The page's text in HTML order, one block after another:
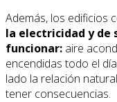
Además, los edificios
la electricidad y de
funcionar: aire
encendidas todo el
lado la relación
tener consecuencias.